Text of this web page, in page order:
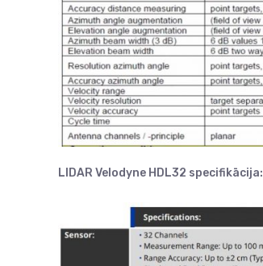
LIDAR Velodyne HDL32 specifikācija: